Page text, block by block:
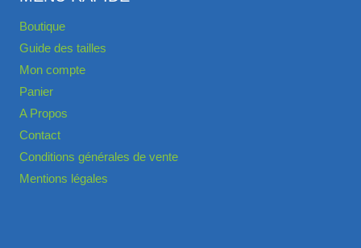
Boutique
Guide des tailles
Mon compte
Panier
A Propos
Contact
Conditions générales de vente
Mentions légales